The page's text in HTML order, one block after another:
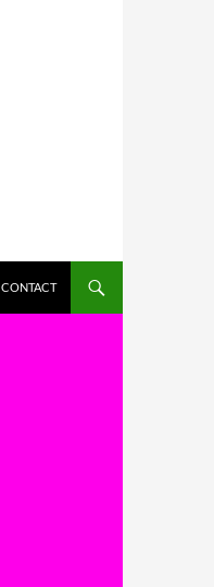
CONTACT